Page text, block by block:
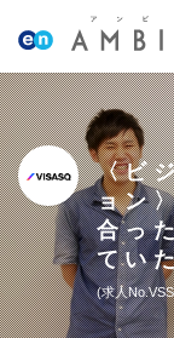
〈ビ
ョン
合っ
てい
求人